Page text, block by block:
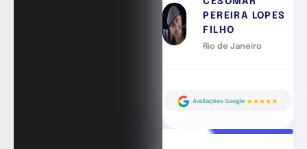
PEREIRA LOPES
FILHO
Rio de Janeiro